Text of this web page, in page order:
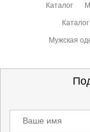
Каталог
Мужская
Ваше имя